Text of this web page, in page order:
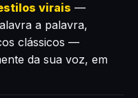
virais —
a palavra,
clássicos —
da sua voz, em